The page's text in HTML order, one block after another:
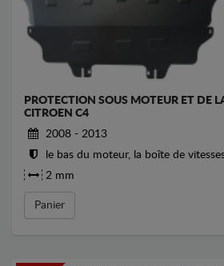
PROTECTION SOUS MOTEUR ET DE
CITROEN C4
2008 - 2013
le bas du moteur, la boîte de
2 mm
Panier